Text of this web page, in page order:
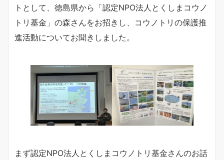
トとして、徳島県から「認定NPO法人とくしまコウノ
トリ基金」の森さんをお招きし、コウノトリの保護推
進活動についてお聞きしました。
まず認定NPO法人とくしまコウノトリ基金さんのお話